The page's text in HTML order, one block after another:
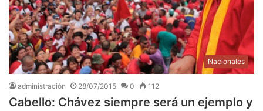
Nacionales
administración 28/07/2015 0 112
Cabello: Chávez siempre será un ejemplo y